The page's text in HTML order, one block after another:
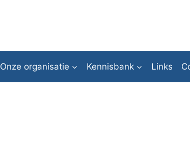
Onze organisatie Kennisbank Links